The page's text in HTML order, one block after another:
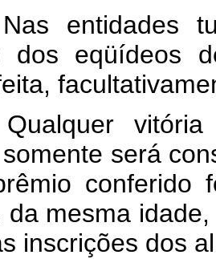
entidades
dos eqüídeos
será
conferido
da mesma
inscrições dos